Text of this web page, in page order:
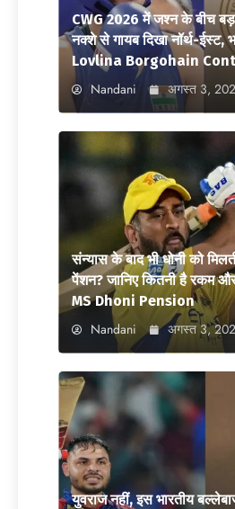
CWG 2026 में जश्न के बीच
नक्शे से गायब दिखा नॉर्थ-ईस्ट,
Lovlina Borgohain
Nandani अगस्त 3,
संन्यास के बाद भी धोनी को
पेंशन? जानिए कितनी है रकम
MS Dhoni Pension
Nandani अगस्त 3,
युवराज नहीं, इस भारतीय